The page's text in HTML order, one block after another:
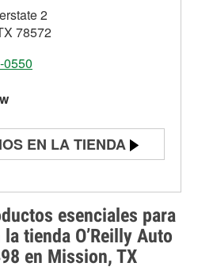
esenciales para
tienda O’Reilly Auto
en Mission, TX
2
78572
0550
EN LA TIENDA
alternadores y
la luz "Check Engine"